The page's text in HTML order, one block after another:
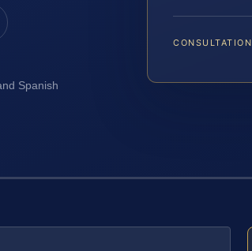
Spanish
CONSULTATION